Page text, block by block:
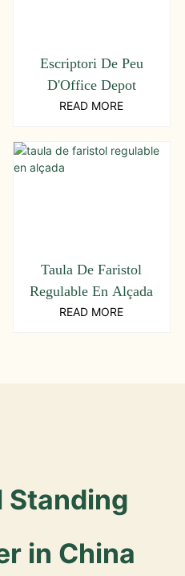
Escriptori De Peu
D'Office Depot
READ MORE
Taula De Faristol
Regulable En Alçada
READ MORE
Standing
in China